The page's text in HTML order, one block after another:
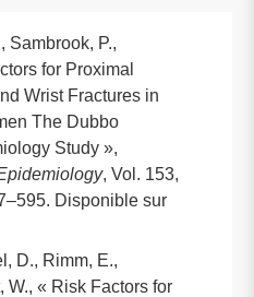
Sambrook, P.,
for Proximal
Wrist Fractures in
The Dubbo
Study »,
, Vol. 153,
Disponible sur
D., Rimm, E.,
W., « Risk Factors for